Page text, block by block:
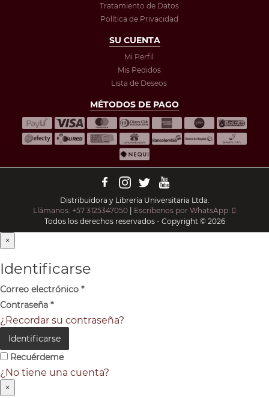
Tratamiento de Datos
Política de Privacidad
SU CUENTA
Mi Perfil
Mis Pedidos
Lista de Deseos
MÉTODOS DE PAGO
Distribuidora y Librería Universitaria Ltda.
Llámanos: +57 3125347050
Escríbenos por WhatsApp:
Todos los derechos reservados - Copyright © 2026
×
Identificarse
Correo electrónico *
Contraseña *
¿Recordar su contraseña?
Identificarse
Recuérdeme
¿No tiene una cuenta?
×